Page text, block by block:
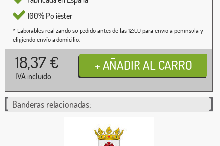
100% Poliéster
* Laborables realizando su pedido antes de las 12:00 para envío a península y
eligiendo envío a domicilio.
18,37 €
IVA incluido
Banderas relacionadas: